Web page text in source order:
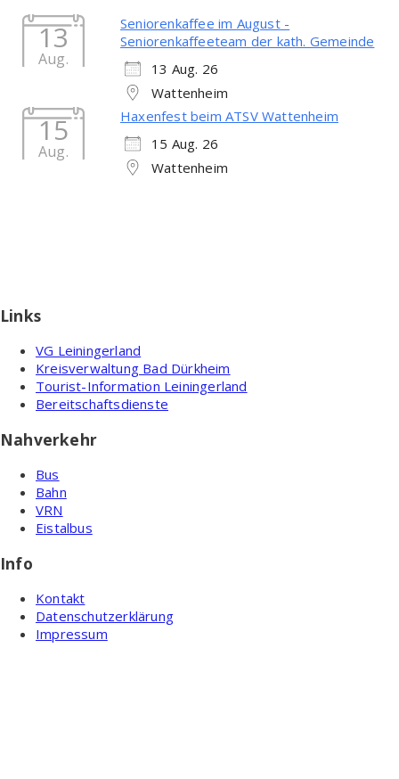
13
Aug.
Seniorenkaffee im August -
Seniorenkaffeeteam der kath. Gemeinde
13 Aug. 26
Wattenheim
15
Aug.
Haxenfest beim ATSV Wattenheim
15 Aug. 26
Wattenheim
Links
VG Leiningerland
Kreisverwaltung Bad Dürkheim
Tourist-Information Leiningerland
Bereitschaftsdienste
Nahverkehr
Bus
Bahn
VRN
Eistalbus
Info
Kontakt
Datenschutzerklärung
Impressum